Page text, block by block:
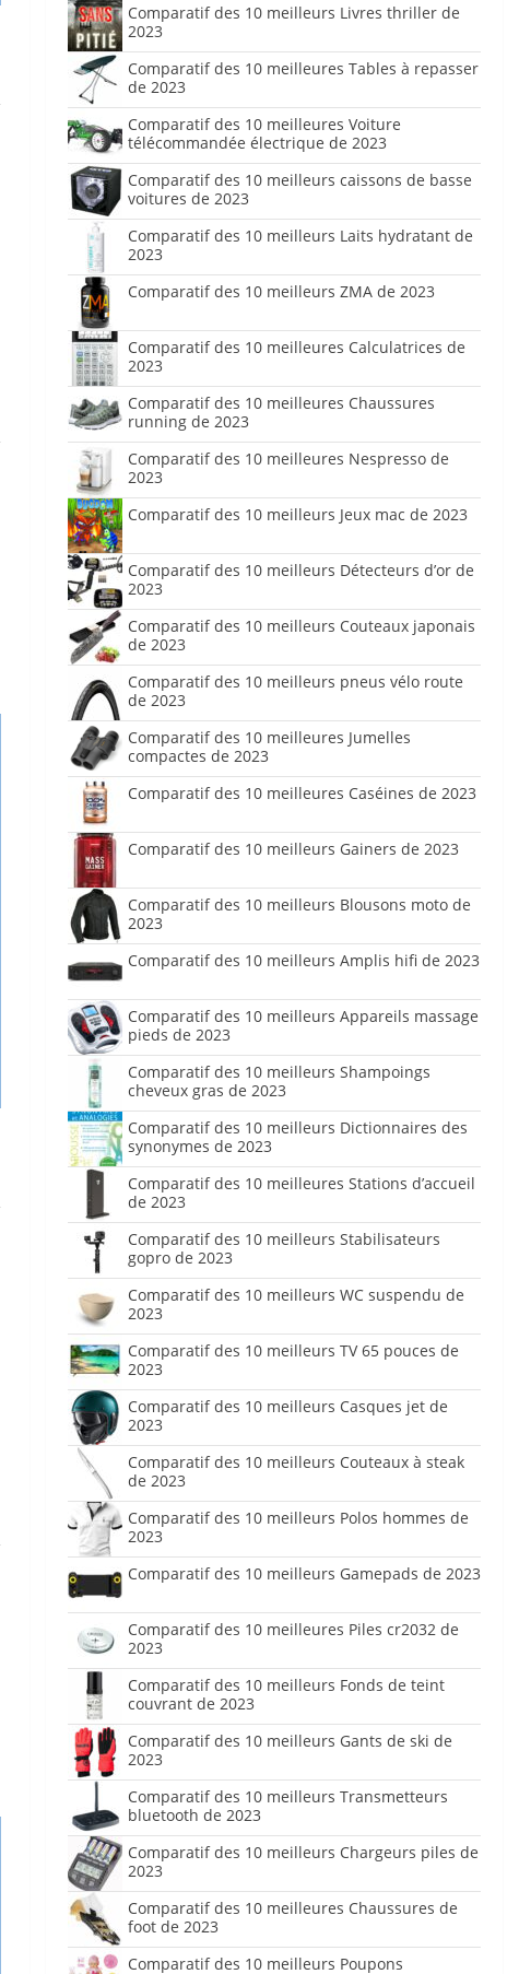
Comparatif des 10 meilleurs Livres thriller de
2023
Comparatif des 10 meilleures Tables à repasser
de 2023
Comparatif des 10 meilleures Voiture
télécommandée électrique de 2023
Comparatif des 10 meilleurs caissons de basse
voitures de 2023
Comparatif des 10 meilleurs Laits hydratant de
2023
Comparatif des 10 meilleurs ZMA de 2023
Comparatif des 10 meilleures Calculatrices de
2023
Comparatif des 10 meilleures Chaussures
running de 2023
Comparatif des 10 meilleures Nespresso de
2023
Comparatif des 10 meilleurs Jeux mac de 2023
Comparatif des 10 meilleurs Détecteurs d’or de
2023
Comparatif des 10 meilleurs Couteaux japonais
de 2023
Comparatif des 10 meilleurs pneus vélo route
de 2023
Comparatif des 10 meilleures Jumelles
compactes de 2023
Comparatif des 10 meilleures Caséines de 2023
Comparatif des 10 meilleurs Gainers de 2023
Comparatif des 10 meilleurs Blousons moto de
2023
Comparatif des 10 meilleurs Amplis hifi de 2023
Comparatif des 10 meilleurs Appareils massage
pieds de 2023
Comparatif des 10 meilleurs Shampoings
cheveux gras de 2023
Comparatif des 10 meilleurs Dictionnaires des
synonymes de 2023
Comparatif des 10 meilleures Stations d’accueil
de 2023
Comparatif des 10 meilleurs Stabilisateurs
gopro de 2023
Comparatif des 10 meilleurs WC suspendu de
2023
Comparatif des 10 meilleurs TV 65 pouces de
2023
Comparatif des 10 meilleurs Casques jet de
2023
Comparatif des 10 meilleurs Couteaux à steak
de 2023
Comparatif des 10 meilleurs Polos hommes de
2023
Comparatif des 10 meilleurs Gamepads de 2023
Comparatif des 10 meilleures Piles cr2032 de
2023
Comparatif des 10 meilleurs Fonds de teint
couvrant de 2023
Comparatif des 10 meilleurs Gants de ski de
2023
Comparatif des 10 meilleurs Transmetteurs
bluetooth de 2023
Comparatif des 10 meilleurs Chargeurs piles de
2023
Comparatif des 10 meilleures Chaussures de
foot de 2023
Comparatif des 10 meilleurs Poupons